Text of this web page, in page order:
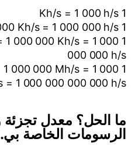
1 Kh/s = 1 000 h/s
1 Mh/s = 1 000 Kh/s = 1 000 000 h/s
1 000 000 Kh/s = 1 000
000 000 h/s
1 000 000 Mh/s = 1 000
= 1 000 000 000 000 h/s
ما الحل؟ معدل
الرسومات الخاصة بي.